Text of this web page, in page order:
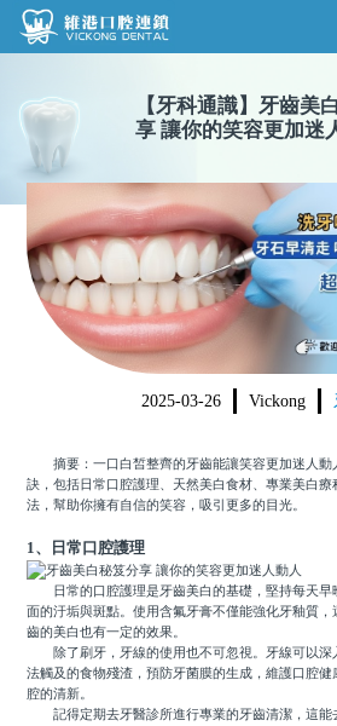
維港首頁
品牌介紹
環境設備
醫院新聞
收費標準
N
收費總表
植牙收費
根管收費
美學收費
箍牙收費
醫生團隊
門診時間
【 牙科通識】
牙齒美
享 讓你的笑容更加迷
2025-03-26 Vickong
摘要：一口白皙整齊的牙齒能讓笑容更加迷人動
訣，包括日常口腔護理、天然美白食材、專業美白
法，幫助你擁有自信的笑容，吸引更多的目光。
1、日常口腔護理
日常的口腔護理是牙齒美白的基礎，堅持每天早
面的汙垢與斑點。使用含氟牙膏不僅能強化牙釉質
齒的美白也有一定的效果。
除了刷牙，牙線的使用也不可忽視。牙線可以深
法觸及的食物殘渣，預防牙菌膜的生成，維護口腔健
腔的清新。
記得定期去牙醫診所進行專業的牙齒清潔，這能